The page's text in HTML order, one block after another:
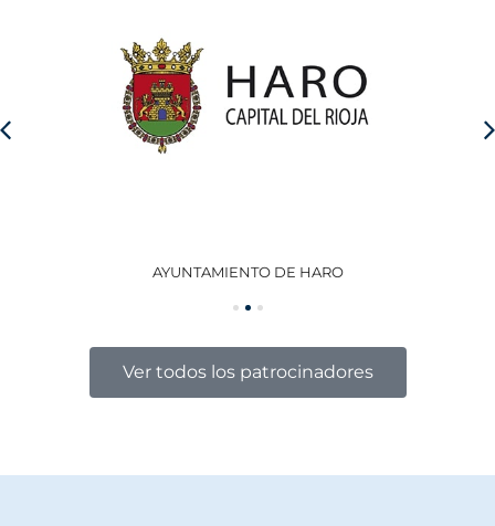
AYUNTAMIENTO DE HARO
Ver todos los patrocinadores